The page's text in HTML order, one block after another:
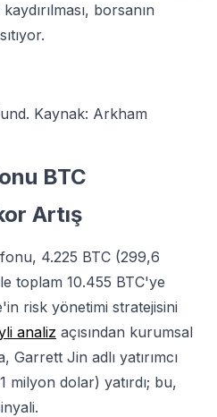
borsanın
Kaynak: Arkham
BTC
Artış
4.225 BTC (299,6
toplam 10.455 BTC'ye
risk yönetimi stratejisini
analiz açısından kurumsal
Garrett Jin adlı yatırımcı
milyon dolar) yatırdı; bu,